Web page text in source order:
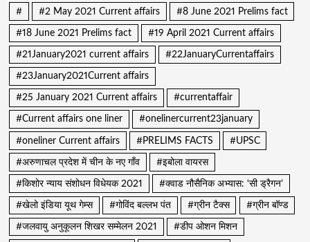
# #2 May 2021 Current affairs #8 June 2021 Prelims fact
#18 June 2021 Prelims fact #19 April 2021 Current affairs
#21January2021 current affairs #22JanuaryCurrentaffairs
#23January2021Current affairs
#25 January 2021 Current affairs #currentaffair
#Current affairs one liner #onelinercurrent23january
#oneliner Current affairs #PRELIMS FACTS #UPSC
#अरुणाचल प्रदेश में चीन के नए गाँव #इबोला वायरस
#किशोर न्याय संशोधन विधेयक 2021 #क्वाड नौसैनिक अभ्यास: ‘सी ड्रैगन’
#खेलो इंडिया यूथ गेम्स #गोविंद बल्लभ पंत #ग्रीन टैक्स #ग्रीन बॉण्ड
#जलवायु अनुकूलन शिखर सम्मेलन 2021 #डीप ओशन मिशन